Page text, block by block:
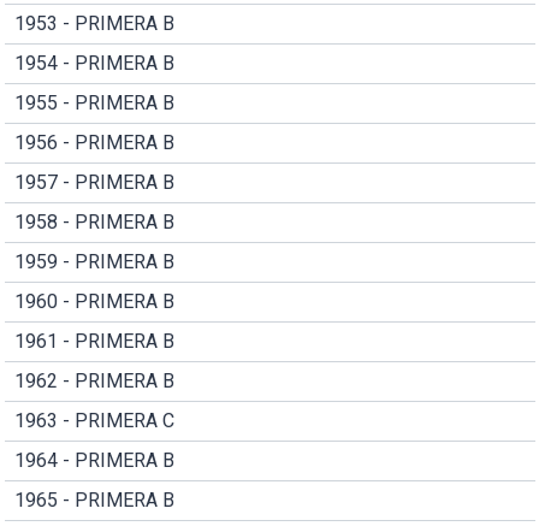
1953 - PRIMERA B
1954 - PRIMERA B
1955 - PRIMERA B
1956 - PRIMERA B
1957 - PRIMERA B
1958 - PRIMERA B
1959 - PRIMERA B
1960 - PRIMERA B
1961 - PRIMERA B
1962 - PRIMERA B
1963 - PRIMERA C
1964 - PRIMERA B
1965 - PRIMERA B